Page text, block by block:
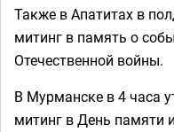
Также в Апатитах в
митинг в память о
Отечественной войны.
В Мурманске в 4 часа
митинг в День памяти